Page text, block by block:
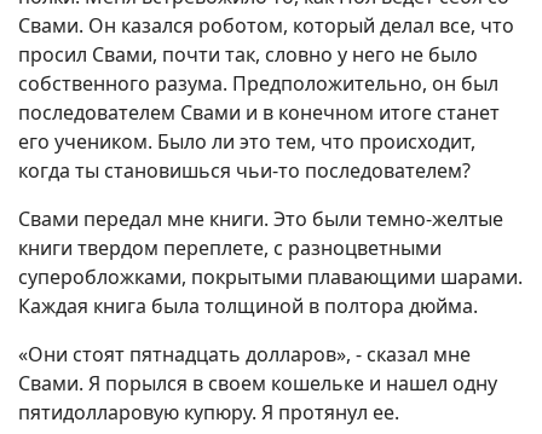
Свами. Он казался роботом, который делал все, что
просил Свами, почти так, словно у него не было
собственного разума. Предположительно, он был
последователем Свами и в конечном итоге станет
его учеником. Было ли это тем, что происходит,
когда ты становишься чьи-то последователем?
Свами передал мне книги. Это были темно-желтые
книги твердом переплете, с разноцветными
суперобложками, покрытыми плавающими шарами.
Каждая книга была толщиной в полтора дюйма.
«Они стоят пятнадцать долларов», - сказал мне
Свами. Я порылся в своем кошельке и нашел одну
пятидолларовую купюру. Я протянул ее.